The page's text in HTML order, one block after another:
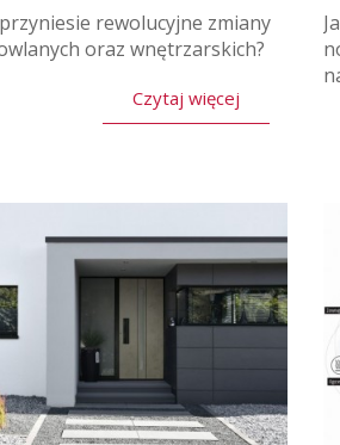
rewolucyjne zmiany
oraz wnętrzarskich?
Czytaj więcej